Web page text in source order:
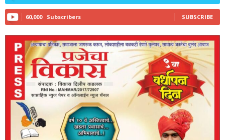
60,000 Subscribers SUBSCRIBE